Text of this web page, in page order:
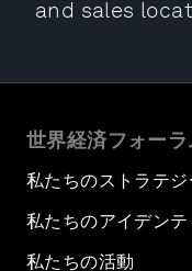
and sales
世界経済フォー
私たちのストラテジ
私たちのアイデンテ
私たちの活動